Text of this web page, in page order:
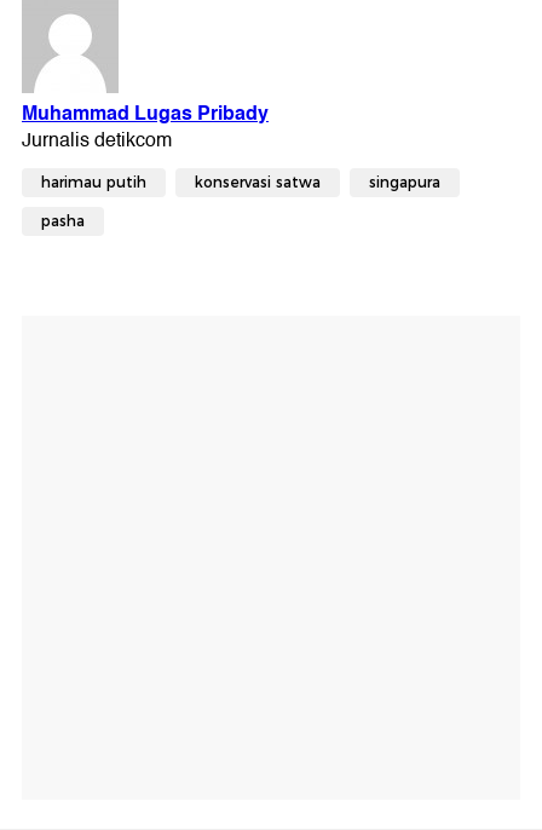
harimau putih konservasi satwa singapura
pasha